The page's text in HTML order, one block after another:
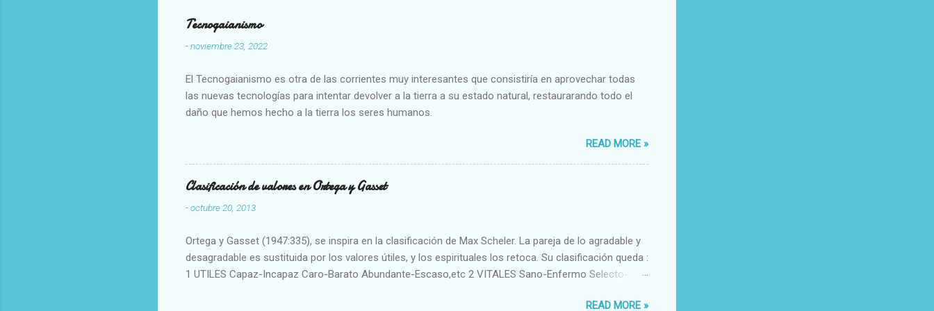
Tecnogaianismo
-noviembre 23, 2022
El Tecnogaianismo es otra de las corrientes muy interesantes que consistiría en aprovechar todas
las nuevas tecnologías para intentar devolver a la tierra a su estado natural, restaurarando todo el
daño que hemos hecho a la tierra los seres humanos.
READ MORE »
Clasificación de valores en Ortega y Gasset
-octubre 20, 2013
Ortega y Gasset (1947:335), se inspira en la clasificación de Max Scheler. La pareja de lo agradable y
desagradable es sustituida por los valores útiles, y los espirituales los retoca. Su clasificación queda :
1 UTILES Capaz-Incapaz Caro-Barato Abundante-Escaso,etc 2 VITALES Sano-Enfermo Selecto-
Aproximado Evidente-Probable,etc b) Morales Bueno-malo Bondadoso-malvado Justo-InjustoREAD MORE »